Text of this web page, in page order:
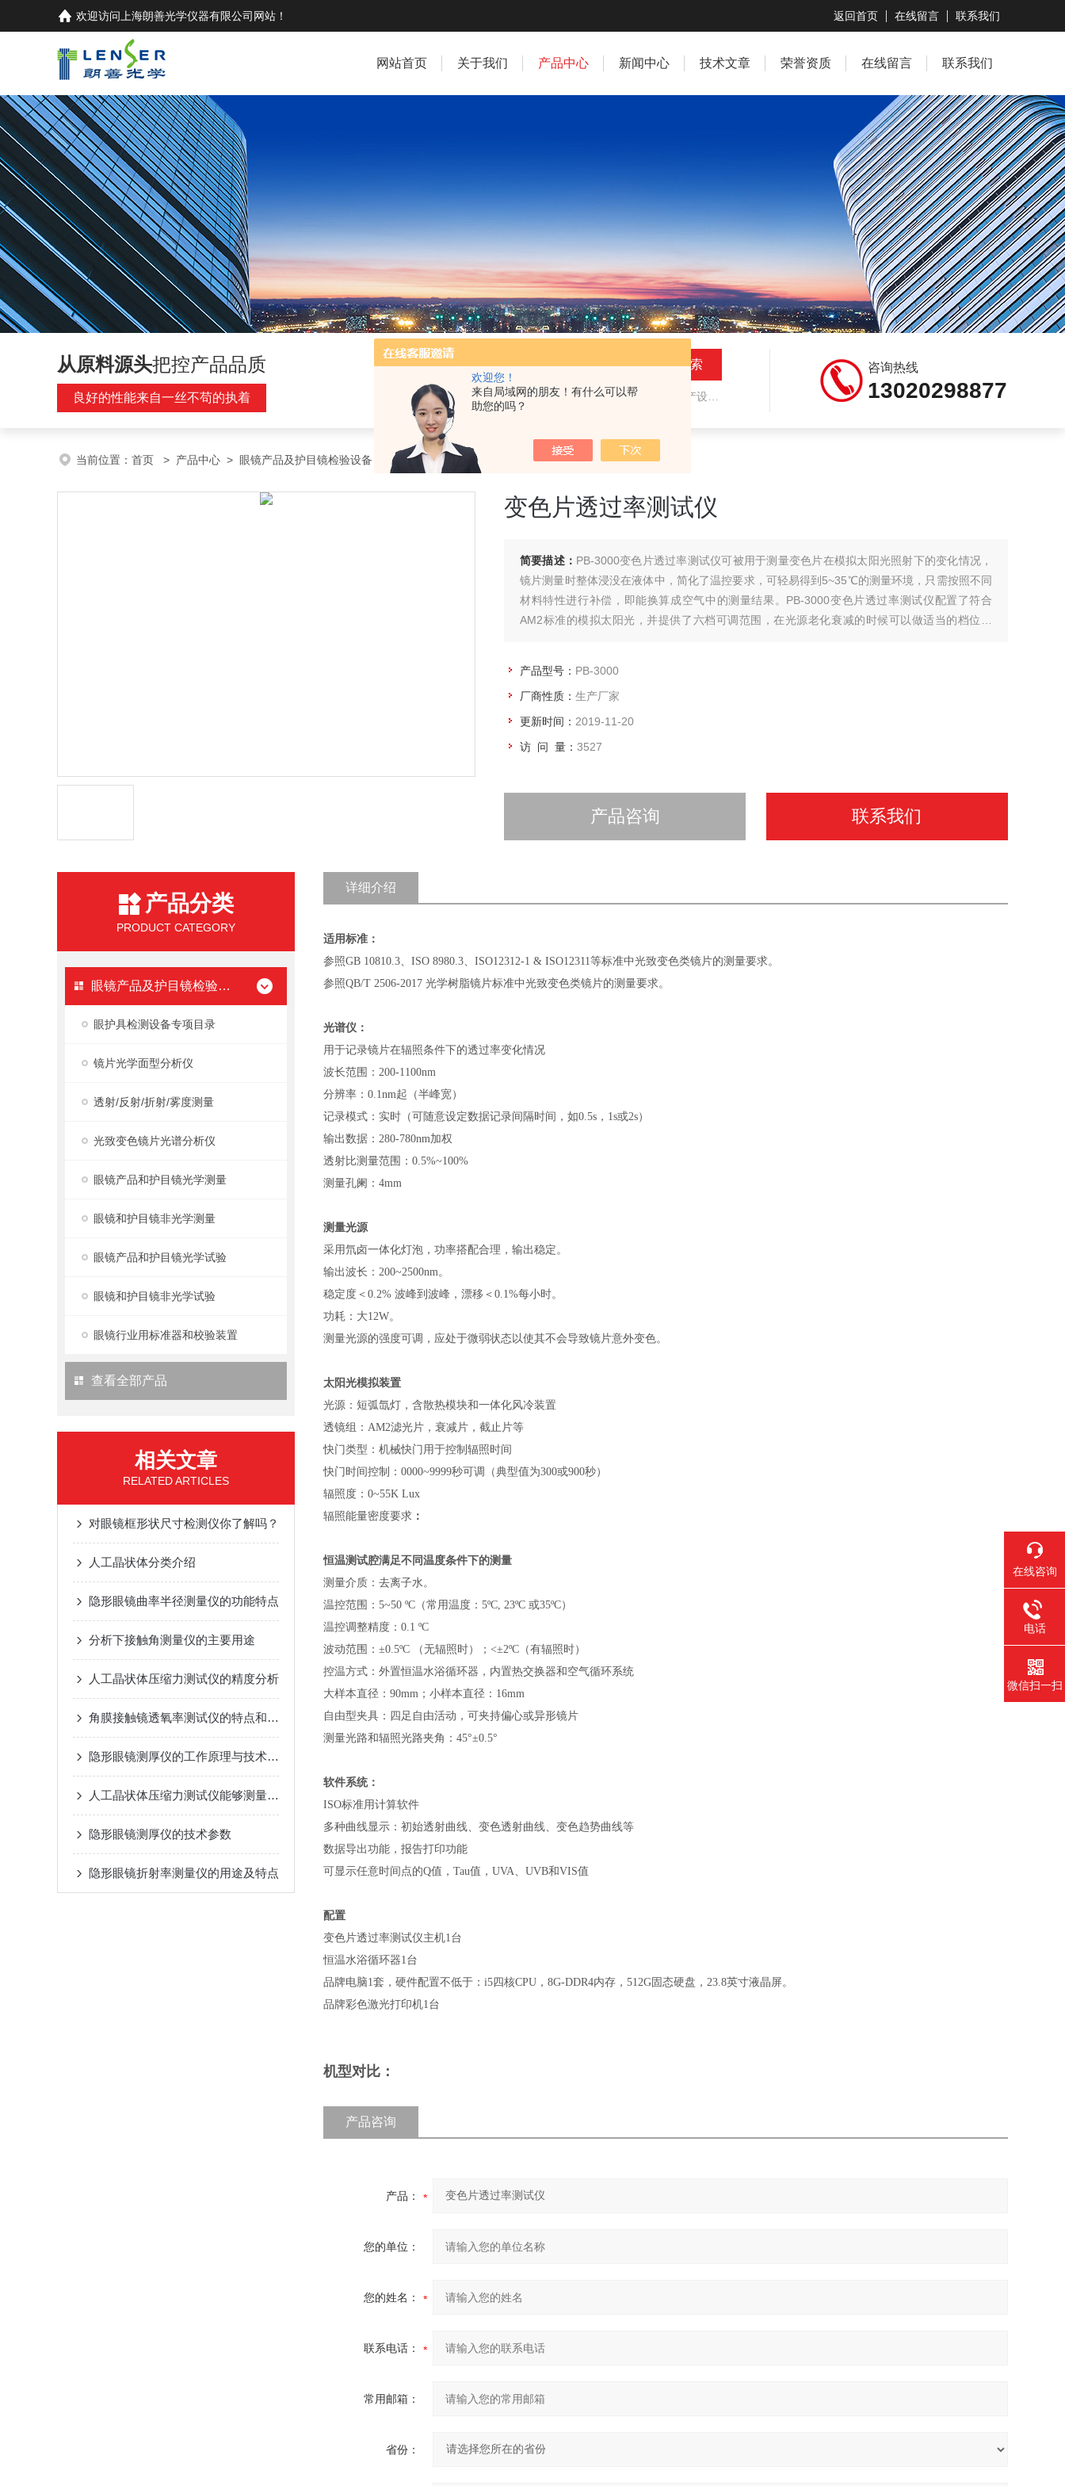
欢迎您！
来自局域网的朋友！有什么可以帮
助您的吗？
欢迎访问 上海朗善光学仪器有限公司 网站！ 返回首页 在线留言 联系我们
网站首页 关于我们 产品中心 新闻中心 技术文章 荣誉资质 在线留言 联系我们
从原料源头把控产品品质
良好的性能来自一丝不苟的执着 热门关键词：隐形眼镜（接触镜）用检测仪器和生产设备，人工晶状体（IOL/ICL）用检测仪器和生产设备，眼镜产品检测仪器，水气处理环保设备
咨询热线
13020298877
当前位置： 首页 > 产品中心 > 眼镜产品及护目镜检验设备 光致变色镜片光谱分析仪 > PB-3000变色片透过率测试仪
变色片透过率测试仪
简要描述： PB-3000变色片透过率测试仪可被用于测量变色片在模拟太阳光照射下的变化情况，
镜片测量时整体浸没在液体中，简化了温控要求，可轻易得到5~35℃的测量环境，只需按照不同
材料特性进行补偿，即能换算成空气中的测量结果。PB-3000变色片透过率测试仪配置了符合
AM2标准的模拟太阳光，并提供了六档可调范围，在光源老化衰减的时候可以做适当的档位切
产品型号： PB-3000
厂商性质： 生产厂家
更新时间： 2019-11-20
访 问 量： 3527
产品咨询 联系我们
产品分类
PRODUCT CATEGORY
眼镜产品及护目镜检验设备
眼护具检测设备专项目录
镜片光学面型分析仪
透射/反射/折射/雾度测量
光致变色镜片光谱分析仪
眼镜产品和护目镜光学测量
眼镜和护目镜非光学测量
眼镜产品和护目镜光学试验
眼镜和护目镜非光学试验
眼镜行业用标准器和校验装置
查看全部产品
相关文章
RELATED ARTICLES
对眼镜框形状尺寸检测仪你了解吗？
人工晶状体分类介绍
隐形眼镜曲率半径测量仪的功能特点
分析下接触角测量仪的主要用途
人工晶状体压缩力测试仪的精度分析
角膜接触镜透氧率测试仪的特点和好处
隐形眼镜测厚仪的工作原理与技术解析
人工晶状体压缩力测试仪能够测量哪些参数？
隐形眼镜测厚仪的技术参数
隐形眼镜折射率测量仪的用途及特点
详细介绍
适用标准：
参照GB 10810.3、ISO 8980.3、ISO12312-1 & ISO12311等标准中光致变色类镜片的测量要求。
参照QB/T 2506-2017 光学树脂镜片标准中光致变色类镜片的测量要求。
光谱仪：
用于记录镜片在辐照条件下的透过率变化情况
波长范围：200-1100nm
分辨率：0.1nm起（半峰宽）
记录模式：实时（可随意设定数据记录间隔时间，如0.5s，1s或2s）
输出数据：280-780nm加权
透射比测量范围：0.5%~100%
测量孔阑：4mm
测量光源
采用氘卤一体化灯泡，功率搭配合理，输出稳定。
输出波长：200~2500nm。
稳定度＜0.2% 波峰到波峰，漂移＜0.1%每小时。
功耗：大12W。
测量光源的强度可调，应处于微弱状态以使其不会导致镜片意外变色。
太阳光模拟装置
光源：短弧氙灯，含散热模块和一体化风冷装置
透镜组：AM2滤光片，衰减片，截止片等
快门类型：机械快门用于控制辐照时间
快门时间控制：0000~9999秒可调（典型值为300或900秒）
辐照度：0~55K Lux
辐照能量密度要求 ：
恒温测试腔满足不同温度条件下的测量
测量介质：去离子水。
温控范围：5~50 ºC（常用温度：5ºC, 23ºC 或35ºC）
温控调整精度：0.1 ºC
波动范围：±0.5ºC （无辐照时）；<±2ºC（有辐照时）
控温方式：外置恒温水浴循环器，内置热交换器和空气循环系统
大样本直径：90mm；小样本直径：16mm
自由型夹具：四足自由活动，可夹持偏心或异形镜片
测量光路和辐照光路夹角：45°±0.5°
软件系统：
ISO标准用计算软件
多种曲线显示：初始透射曲线、变色透射曲线、变色趋势曲线等
数据导出功能，报告打印功能
可显示任意时间点的Q值，Tau值，UVA、UVB和VIS值
配置
变色片透过率测试仪主机1台
恒温水浴循环器1台
品牌电脑1套，硬件配置不低于：i5四核CPU，8G-DDR4内存，512G固态硬盘，23.8英寸液晶屏。
品牌彩色激光打印机1台
机型对比：​
产品咨询
产品：
您的单位：
您的姓名：
联系电话：
常用邮箱：
省份：
在线咨询
电话
微信扫一扫